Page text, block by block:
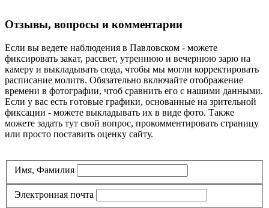
Отзывы, вопросы и комментарии
Если вы ведете наблюдения в Павловском - можете
фиксировать закат, рассвет, утреннюю и вечернюю зарю на
камеру и выкладывать сюда, чтобы мы могли корректировать
расписание молитв. Обязательно включайте отображение
времени в фотографии, чтоб сравнить его с нашими данными.
Если у вас есть готовые графики, основанные на зрительной
фиксации - можете выкладывать их в виде фото. Также
можете задать тут свой вопрос, прокомментировать страницу
или просто поставить оценку сайту.
Имя, Фамилия
Электронная почта